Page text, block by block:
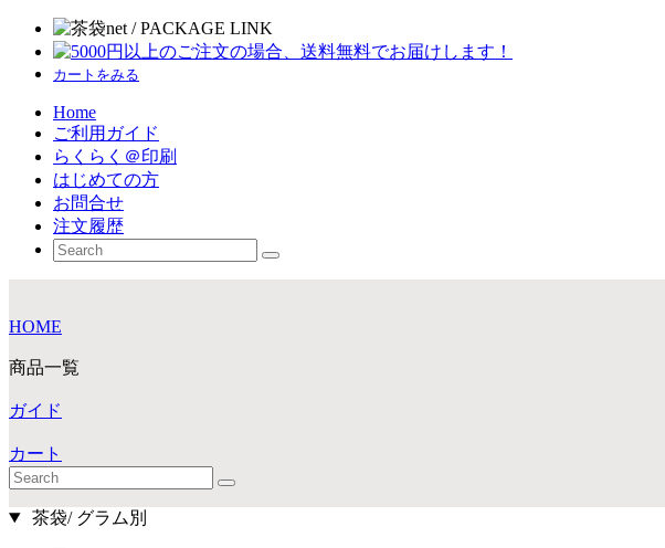
カートをみる
Home
ご利用ガイド
らくらく＠印刷
はじめての方
お問合せ
注文履歴
HOME
商品一覧
ガイド
カート
茶袋/ グラム別